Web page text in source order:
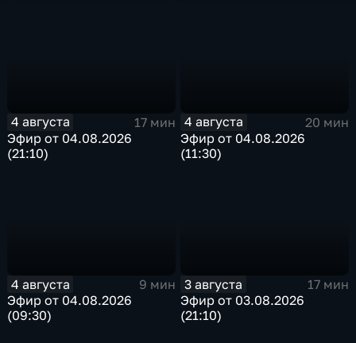
4 августа
17 мин
Эфир от 04.08.2026
(21:10)
4 августа
20 мин
Эфир от 04.08.2026
(11:30)
4 августа
9 мин
Эфир от 04.08.2026
(09:30)
3 августа
17 мин
Эфир от 03.08.2026
(21:10)